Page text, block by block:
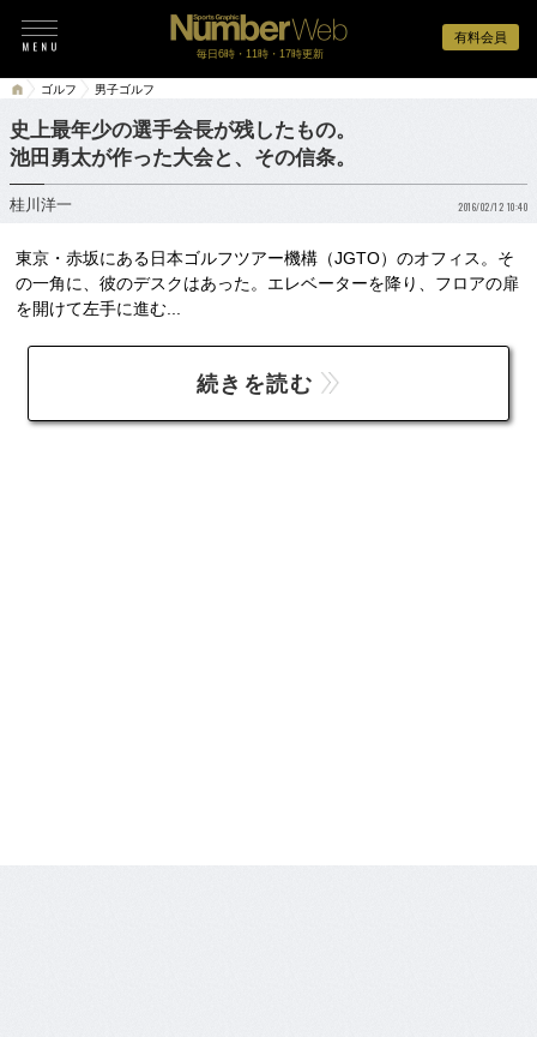
有料会員
毎日6時・11時・17時更新
ゴルフ 男子ゴルフ
史上最年少の選手会長が残したもの。
池田勇太が作った大会と、その信条。
桂川洋一 2016/02/12 10:40
東京・赤坂にある日本ゴルフツアー機構（JGTO）のオフィス。そ
の一角に、彼のデスクはあった。エレベーターを降り、フロアの扉
を開けて左手に進む...
続きを読む